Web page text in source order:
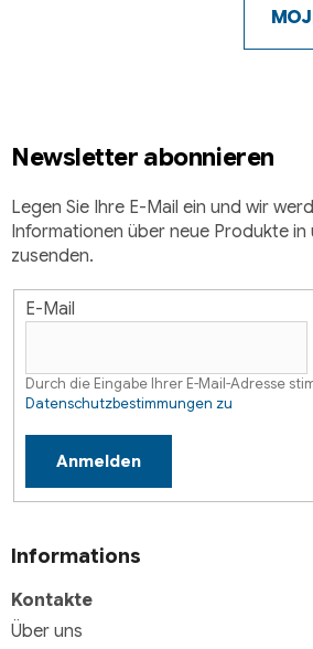
eNewsletter abonnieren
Legen Sie Ihre E-Mail ein und wir
Informationen über neue Produkte in
zusenden.
E-Mail
Durch die Eingabe Ihrer E-Mail-Adresse
Datenschutzbestimmungen zu
Anmelden
Informations
Kontakte
Über uns